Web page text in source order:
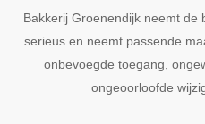
Bakkerij Groenendijk neemt de
serieus en neemt passende
onbevoegde toegang,
ongeoorloofde